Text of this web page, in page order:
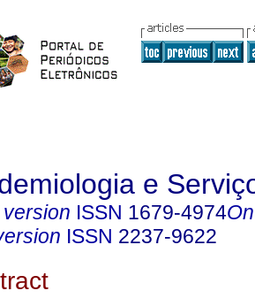
e
ISSN 1679-4974
ISSN 2237-9622